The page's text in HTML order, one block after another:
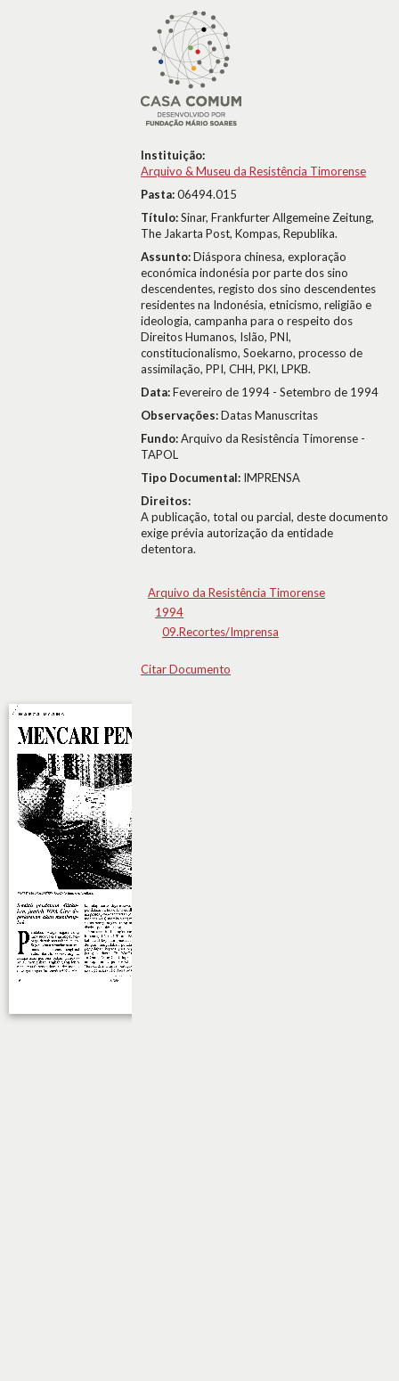
Instituição:
Arquivo & Museu da Resistência Timorense
Pasta:06494.015
Título:Sinar, Frankfurter Allgemeine Zeitung,
The Jakarta Post, Kompas, Republika.
Assunto:Diáspora chinesa, exploração
económica indonésia por parte dos sino
descendentes, registo dos sino descendentes
residentes na Indonésia, etnicismo, religião e
ideologia, campanha para o respeito dos
Direitos Humanos, Islão, PNI,
constitucionalismo, Soekarno, processo de
assimilação, PPI, CHH, PKI, LPKB.
Data:Fevereiro de 1994 - Setembro de 1994
Observações:Datas Manuscritas
Fundo:Arquivo da Resistência Timorense -
TAPOL
Tipo Documental: IMPRENSA
Direitos:
A publicação, total ou parcial, deste documento
exige prévia autorização da entidade
detentora.
Arquivo da Resistência Timorense
1994
09.Recortes/Imprensa
Citar Documento